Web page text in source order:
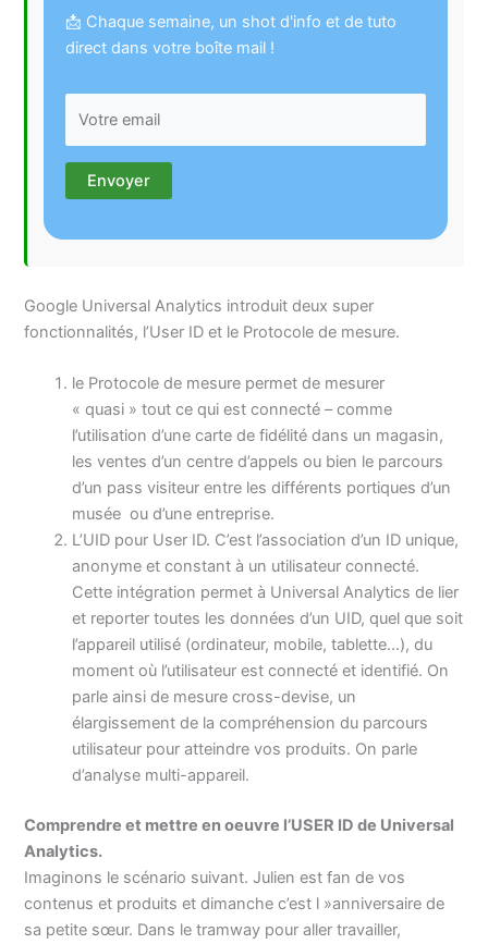
📩 Chaque semaine, un shot d'info et de tuto
direct dans votre boîte mail !
Google Universal Analytics introduit deux super
fonctionnalités, l’User ID et le Protocole de mesure.
le Protocole de mesure permet de mesurer
« quasi » tout ce qui est connecté – comme
l’utilisation d’une carte de fidélité dans un magasin,
les ventes d’un centre d’appels ou bien le parcours
d’un pass visiteur entre les différents portiques d’un
musée ou d’une entreprise.
L’UID pour User ID. C’est l’association d’un ID unique,
anonyme et constant à un utilisateur connecté.
Cette intégration permet à Universal Analytics de lier
et reporter toutes les données d’un UID, quel que soit
l’appareil utilisé (ordinateur, mobile, tablette…), du
moment où l’utilisateur est connecté et identifié. On
parle ainsi de mesure cross-devise, un
élargissement de la compréhension du parcours
utilisateur pour atteindre vos produits. On parle
d’analyse multi-appareil.
Comprendre et mettre en oeuvre l’USER ID de Universal
Analytics.
Imaginons le scénario suivant. Julien est fan de vos
contenus et produits et dimanche c’est l »anniversaire de
sa petite sœur. Dans le tramway pour aller travailler,